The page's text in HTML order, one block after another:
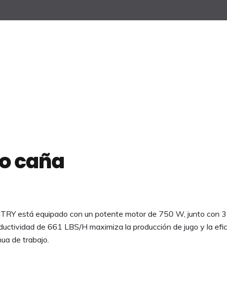
caña
está equipado con un potente motor de 750 W, junto con
de 661 LBS/H maximiza la producción de jugo y la
de trabajo.